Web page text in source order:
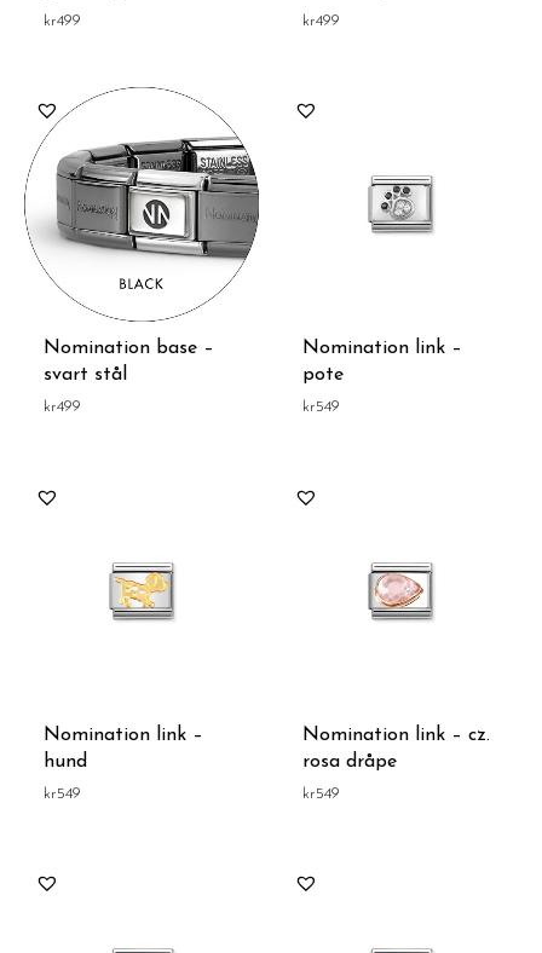
kr499 kr499
Nomination base –
svart stål
kr499
Nomination link –
pote
kr549
Nomination link –
hund
kr549
Nomination link – cz.
rosa dråpe
kr549